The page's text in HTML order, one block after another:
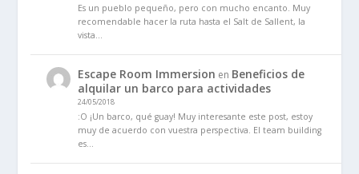
Es un pueblo pequeño, pero con mucho encanto. Muy
recomendable hacer la ruta hasta el Salt de Sallent, la
vista…
Escape Room Immersion en Beneficios de
alquilar un barco para actividades
24/05/2018
:O ¡Un barco, qué guay! Muy interesante este post, estoy
muy de acuerdo con vuestra perspectiva. El team building
es…